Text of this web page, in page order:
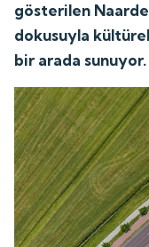
gösterilen
dokusuyla
bir arada sunuyor.